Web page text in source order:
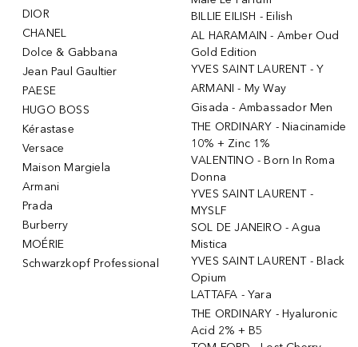
DIOR
CHANEL
Dolce & Gabbana
Jean Paul Gaultier
PAESE
HUGO BOSS
Kérastase
Versace
Maison Margiela
Armani
Prada
Burberry
MOÉRIE
Schwarzkopf Professional
BILLIE EILISH - Eilish
AL HARAMAIN - Amber Oud
Gold Edition
YVES SAINT LAURENT - Y
ARMANI - My Way
Gisada - Ambassador Men
THE ORDINARY - Niacinamide
10% + Zinc 1%
VALENTINO - Born In Roma
Donna
YVES SAINT LAURENT -
MYSLF
SOL DE JANEIRO - Agua
Mistica
YVES SAINT LAURENT - Black
Opium
LATTAFA - Yara
THE ORDINARY - Hyaluronic
Acid 2% + B5